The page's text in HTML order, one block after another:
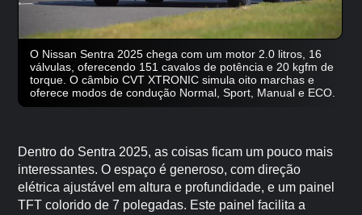
O Nissan Sentra 2025 chega com um motor 2.0 litros, 16
válvulas, oferecendo 151 cavalos de potência e 20 kgfm de
torque. O câmbio CVT XTRONIC simula oito marchas e
oferece modos de condução Normal, Sport, Manual e ECO.
Dentro do Sentra 2025, as coisas ficam um pouco mais
interessantes. O espaço é generoso, com direção
elétrica ajustável em altura e profundidade, e um painel
TFT colorido de 7 polegadas. Este painel facilita a